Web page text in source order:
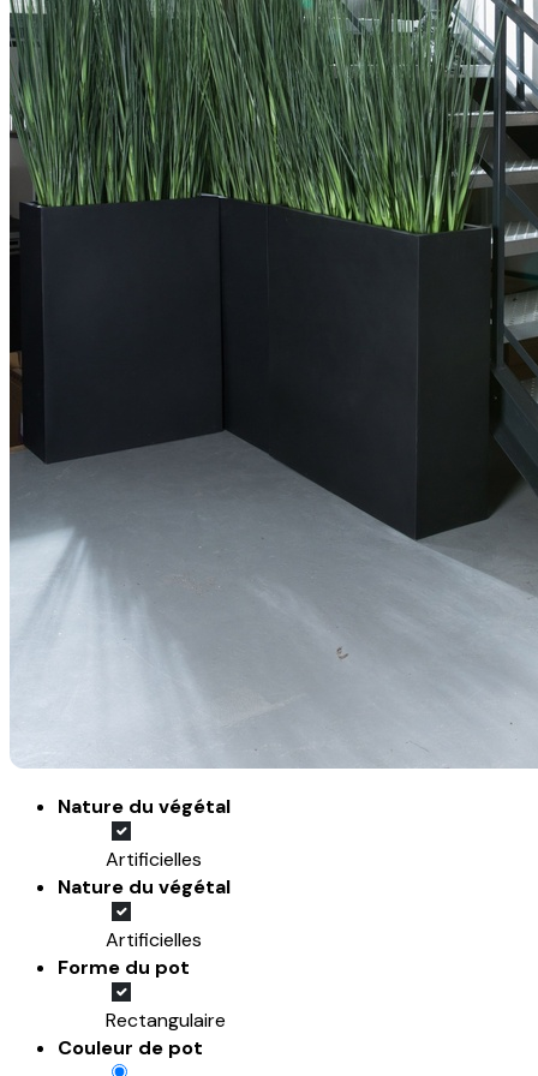
Nature du végétal
Artificielles
Nature du végétal
Artificielles
Forme du pot
Rectangulaire
Couleur de pot